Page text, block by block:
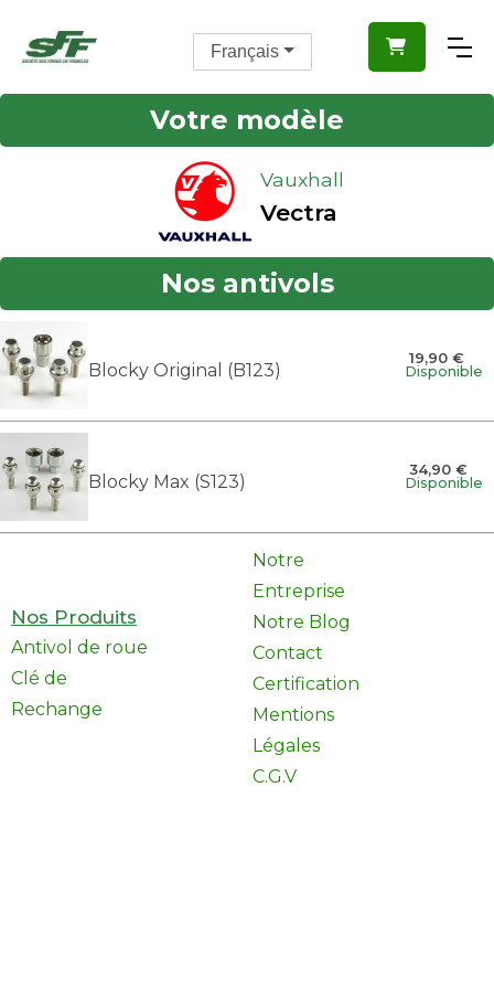

Votre modèle
Vauxhall
Vectra
Nos antivols
Blocky Original (B123)
19,90 €
Disponible
Blocky Max (S123)
34,90 €
Disponible
Nos Produits
Antivol de roue
Clé de
Rechange
Notre
Entreprise
Notre Blog
Contact
Certification
Mentions
Légales
C.G.V
Français